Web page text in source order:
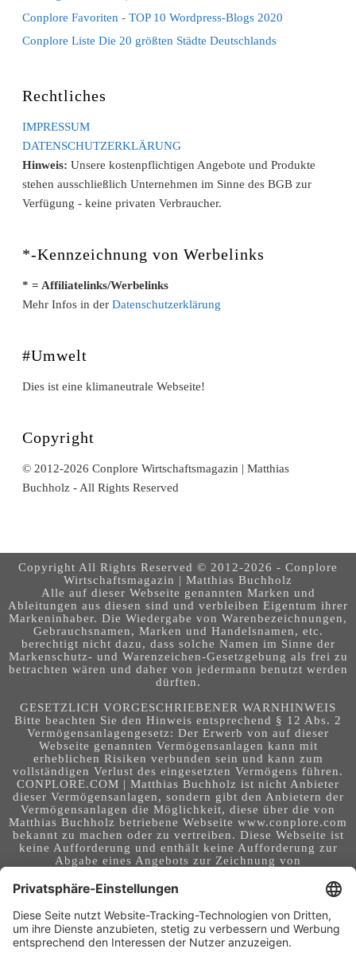
Conplore Favoriten - TOP 10 Wordpress-Blogs 2020
Conplore Liste Die 20 größten Städte Deutschlands
Rechtliches
IMPRESSUM
DATENSCHUTZERKLÄRUNG
Hinweis: Unsere kostenpflichtigen Angebote und Produkte
stehen ausschließlich Unternehmen im Sinne des BGB zur
Verfügung - keine privaten Verbraucher.
*-Kennzeichnung von Werbelinks
* = Affiliatelinks/Werbelinks
Mehr Infos in derDatenschutzerklärung
#Umwelt
Dies ist eine klimaneutrale Webseite!
Copyright
© 2012-2026 Conplore Wirtschaftsmagazin | Matthias
Buchholz - All Rights Reserved
Copyright All Rights Reserved © 2012-2026 - Conplore
Wirtschaftsmagazin | Matthias Buchholz
Alle auf dieser Webseite genannten Marken und
Ableitungen aus diesen sind und verbleiben Eigentum ihrer
Markeninhaber. Die Wiedergabe von Warenbezeichnungen,
Gebrauchsnamen, Marken und Handelsnamen, etc.
berechtigt nicht dazu, dass solche Namen im Sinne der
Markenschutz- und Warenzeichen-Gesetzgebung als frei zu
betrachten wären und daher von jedermann benutzt werden
dürften.
GESETZLICH VORGESCHRIEBENER WARNHINWEIS
Bitte beachten Sie den Hinweis entsprechend § 12 Abs. 2
Vermögensanlagengesetz: Der Erwerb von auf dieser
Webseite genannten Vermögensanlagen kann mit
erheblichen Risiken verbunden sein und kann zum
vollständigen Verlust des eingesetzten Vermögens führen.
CONPLORE.COM | Matthias Buchholz ist nicht Anbieter
dieser Vermögensanlagen, sondern gibt den Anbietern der
Vermögensanlagen die Möglichkeit, diese über die von
Matthias Buchholz betriebene Webseite www.conplore.com
bekannt zu machen oder zu vertreiben. Diese Webseite ist
keine Aufforderung und enthält keine Aufforderung zur
Abgabe eines Angebots zur Zeichnung von
über Vermögensanlagen. Die Webseite richtet sich an ein
internationales Publikum. Sie stellt keine Beratung,
Anlageberatung, Rechtsberatung, Steuerberatung,
Kaufaufforderung oder sonstige Empfehlung dar - es
handelt sich um Werbung. Ob die in auf dieser Webseite
genannten Informationen, Anlagemöglichkeiten,